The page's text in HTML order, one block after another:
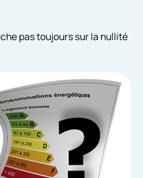
pas toujours sur la nullité